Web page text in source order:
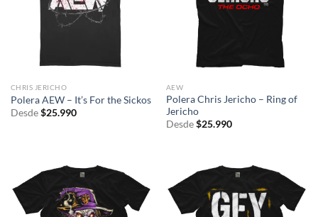
CHRIS JERICHO
Polera AEW – It’s For the Sickos
Desde $25.990
AEW
Polera Chris Jericho – Ring of
Jericho
Desde $25.990